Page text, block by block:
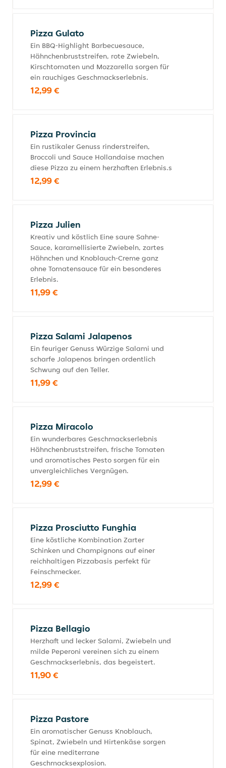
Pizza Gulato
Ein BBQ-Highlight Barbecuesauce,
Hähnchenbruststreifen, rote Zwiebeln,
Kirschtomaten und Mozzarella sorgen für
ein rauchiges Geschmackserlebnis.
12,99 €
Pizza Provincia
Ein rustikaler Genuss rinderstreifen,
Broccoli und Sauce Hollandaise machen
diese Pizza zu einem herzhaften Erlebnis.s
12,99 €
Pizza Julien
Kreativ und köstlich Eine saure Sahne-
Sauce, karamellisierte Zwiebeln, zartes
Hähnchen und Knoblauch-Creme ganz
ohne Tomatensauce für ein besonderes
Erlebnis.
11,99 €
Pizza Salami Jalapenos
Ein feuriger Genuss Würzige Salami und
scharfe Jalapenos bringen ordentlich
Schwung auf den Teller.
11,99 €
Pizza Miracolo
Ein wunderbares Geschmackserlebnis
Hähnchenbruststreifen, frische Tomaten
und aromatisches Pesto sorgen für ein
unvergleichliches Vergnügen.
12,99 €
Pizza Prosciutto Funghia
Eine köstliche Kombination Zarter
Schinken und Champignons auf einer
reichhaltigen Pizzabasis perfekt für
Feinschmecker.
12,99 €
Pizza Bellagio
Herzhaft und lecker Salami, Zwiebeln und
milde Peperoni vereinen sich zu einem
Geschmackserlebnis, das begeistert.
11,90 €
Pizza Pastore
Ein aromatischer Genuss Knoblauch,
Spinat, Zwiebeln und Hirtenkäse sorgen
für eine mediterrane
Geschmacksexplosion.